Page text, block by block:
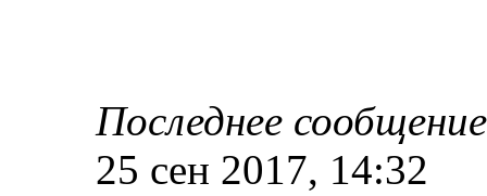
Последнее сообщение
25 сен 2017, 14:32